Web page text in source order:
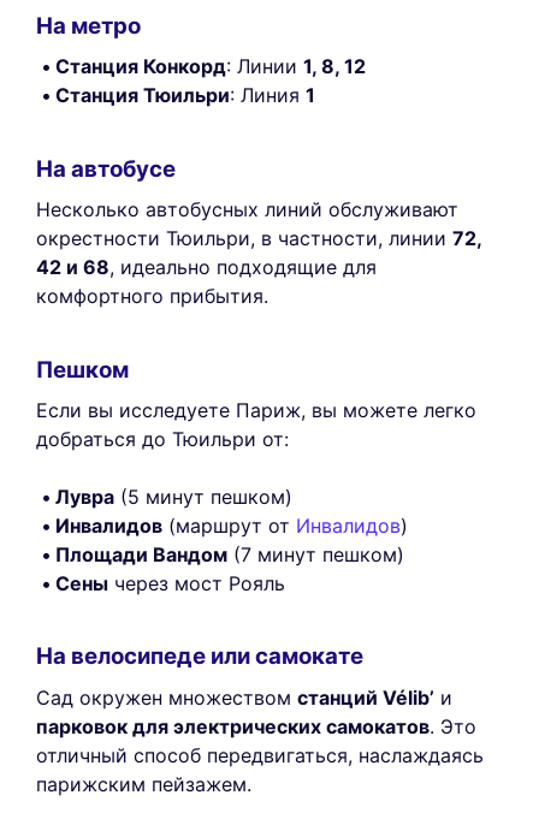
На метро
Станция Конкорд: Линии 1, 8, 12
Станция Тюильри: Линия 1
На автобусе
Несколько автобусных линий обслуживают
окрестности Тюильри, в частности, линии 72,
42 и 68, идеально подходящие для
комфортного прибытия.
Пешком
Если вы исследуете Париж, вы можете легко
добраться до Тюильри от:
Лувра (5 минут пешком)
Инвалидов (маршрут от Инвалидов)
Площади Вандом (7 минут пешком)
Сены через мост Рояль
На велосипеде или самокате
Сад окружен множеством станций Vélib’ и
парковок для электрических самокатов. Это
отличный способ передвигаться, наслаждаясь
парижским пейзажем.